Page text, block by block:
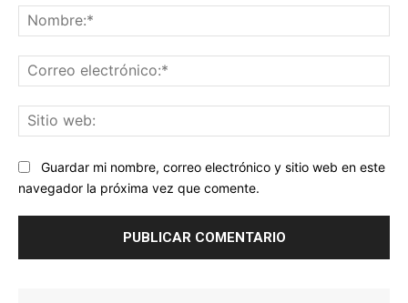
Guardar mi nombre, correo electrónico y sitio web en este
navegador la próxima vez que comente.